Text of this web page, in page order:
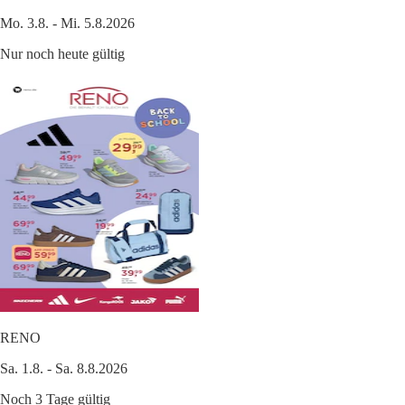
Mo. 3.8. - Mi. 5.8.2026
Nur noch heute gültig
RENO
Sa. 1.8. - Sa. 8.8.2026
Noch 3 Tage gültig